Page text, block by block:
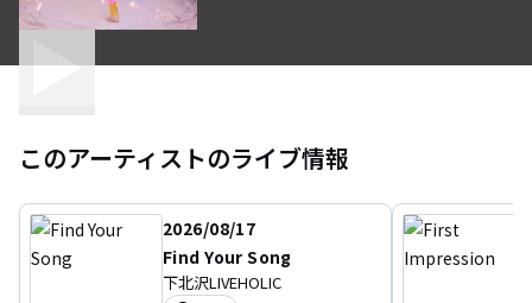
このアーティストのライブ情報
2026/08/17
Find Your Song
下北沢LIVEHOLIC